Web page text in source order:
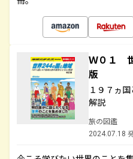
Ｗ０１
版
１９７ヵ
解説
旅の図鑑
2024.07.18